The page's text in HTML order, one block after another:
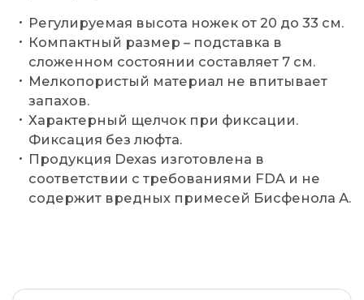
Регулируемая высота ножек от 20 до 33 см.
Компактный размер – подставка в
сложенном состоянии составляет 7 см.
Мелкопористый материал не впитывает
запахов.
Характерный щелчок при фиксации.
Фиксация без люфта.
Продукция Dexas изготовлена в
соответствии с требованиями FDA и не
содержит вредных примесей Бисфенола А.